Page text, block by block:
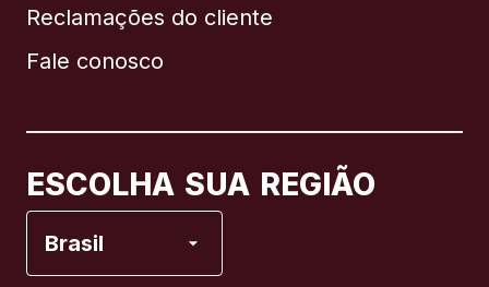
Reclamações do cliente
Fale conosco
ESCOLHA SUA REGIÃO
Brasil
Brasil